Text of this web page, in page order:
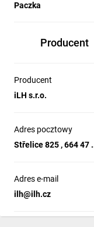
Paczka
Producent
Producent
iLH s.r.o.
Adres pocztowy
Střelice 825 , 664 47
Adres e-mail
ilh@ilh.cz